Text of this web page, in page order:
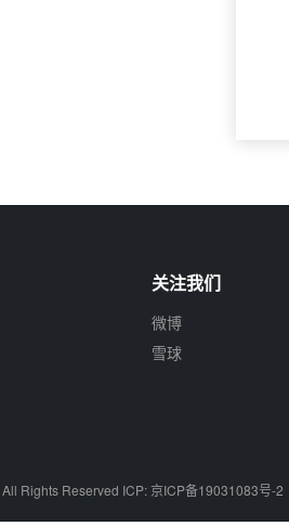
关注我们
微博
雪球
All Rights Reserved ICP: 京ICP备19031083号-2